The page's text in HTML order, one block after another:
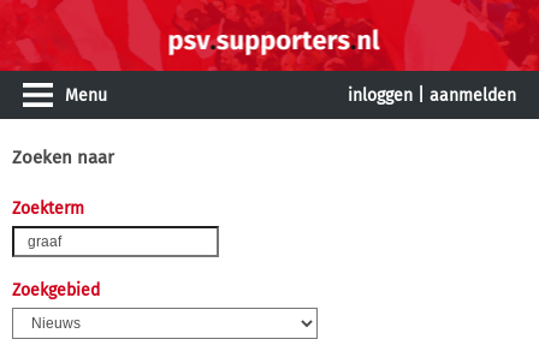
Menu inloggen aanmelden
Zoeken naar
Zoekterm
Zoekgebied